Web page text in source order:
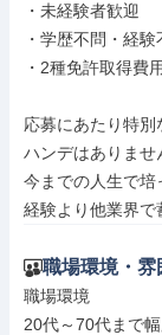
・未経験者歓迎
・学歴不問・経験
・2種免許取得費
応募にあたり特
ハンデはありませ
今までの人生で培
経験より他業界で
職場環境・雰
職場環境
20代～70代まで